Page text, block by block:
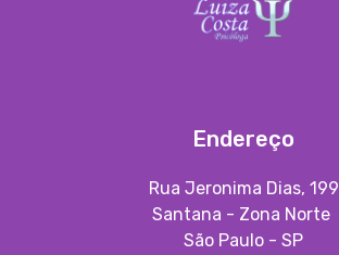
Endereço
Rua Jeronima Dias, 199
Santana - Zona Norte
São Paulo - SP